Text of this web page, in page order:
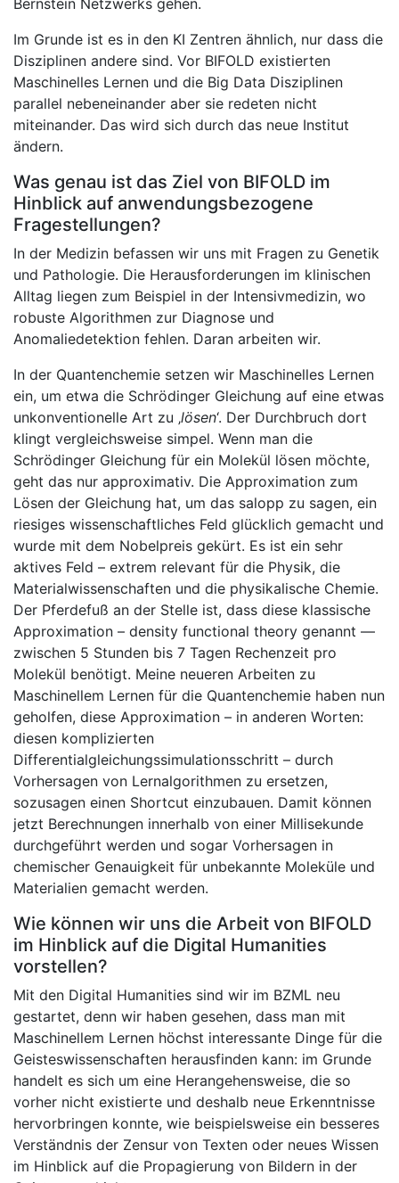
Bernstein Netzwerks gehen.
Im Grunde ist es in den KI Zentren ähnlich, nur dass die
Disziplinen andere sind. Vor BIFOLD existierten
Maschinelles Lernen und die Big Data Disziplinen
parallel nebeneinander aber sie redeten nicht
miteinander. Das wird sich durch das neue Institut
ändern.
Was genau ist das Ziel von BIFOLD im
Hinblick auf anwendungsbezogene
Fragestellungen?
In der Medizin befassen wir uns mit Fragen zu Genetik
und Pathologie. Die Herausforderungen im klinischen
Alltag liegen zum Beispiel in der Intensivmedizin, wo
robuste Algorithmen zur Diagnose und
Anomaliedetektion fehlen. Daran arbeiten wir.
In der Quantenchemie setzen wir Maschinelles Lernen
ein, um etwa die Schrödinger Gleichung auf eine etwas
unkonventionelle Art zu ‚lösen‘. Der Durchbruch dort
klingt vergleichsweise simpel. Wenn man die
Schrödinger Gleichung für ein Molekül lösen möchte,
geht das nur approximativ. Die Approximation zum
Lösen der Gleichung hat, um das salopp zu sagen, ein
riesiges wissenschaftliches Feld glücklich gemacht und
wurde mit dem Nobelpreis gekürt. Es ist ein sehr
aktives Feld – extrem relevant für die Physik, die
Materialwissenschaften und die physikalische Chemie.
Der Pferdefuß an der Stelle ist, dass diese klassische
Approximation – density functional theory genannt —
zwischen 5 Stunden bis 7 Tagen Rechenzeit pro
Molekül benötigt. Meine neueren Arbeiten zu
Maschinellem Lernen für die Quantenchemie haben nun
geholfen, diese Approximation – in anderen Worten:
diesen komplizierten
Differentialgleichungssimulationsschritt – durch
Vorhersagen von Lernalgorithmen zu ersetzen,
sozusagen einen Shortcut einzubauen. Damit können
jetzt Berechnungen innerhalb von einer Millisekunde
durchgeführt werden und sogar Vorhersagen in
chemischer Genauigkeit für unbekannte Moleküle und
Materialien gemacht werden.
Wie können wir uns die Arbeit von BIFOLD
im Hinblick auf die Digital Humanities
vorstellen?
Mit den Digital Humanities sind wir im BZML neu
gestartet, denn wir haben gesehen, dass man mit
Maschinellem Lernen höchst interessante Dinge für die
Geisteswissenschaften herausfinden kann: im Grunde
handelt es sich um eine Herangehensweise, die so
vorher nicht existierte und deshalb neue Erkenntnisse
hervorbringen konnte, wie beispielsweise ein besseres
Verständnis der Zensur von Texten oder neues Wissen
im Hinblick auf die Propagierung von Bildern in der